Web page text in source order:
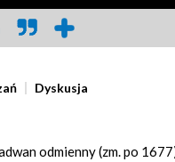
Dyskusja
odmienny (zm. po